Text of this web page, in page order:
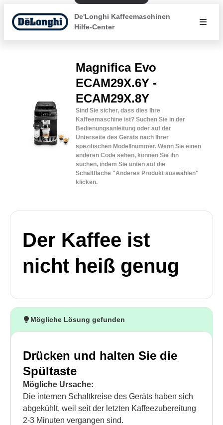
De'Longhi Kaffeemaschinen
Hilfe-Center
Magnifica Evo
ECAM29X.6Y -
ECAM29X.8Y
Sind Sie sicher, dass dies Ihre
Kaffeemaschine ist? Suchen Sie in der
Bedienungsanleitung oder auf der
Unterseite des Geräts nach Ihrer
spezifischen Modellnummer. Wenn Sie einen
anderen Code sehen, können Sie ihn
suchen, indem Sie unten auf die
Schaltfläche "Anderes Produkt auswählen"
klicken.
Der Kaffee ist
nicht heiß genug
Mögliche Lösung gefunden
Drücken und halten Sie die
Spültaste
Mögliche Ursache:
Die internen Schaltkreise des Geräts haben sich
abgekühlt, weil seit der letzten Kaffeezubereitung
2-3 Minuten vergangen sind.